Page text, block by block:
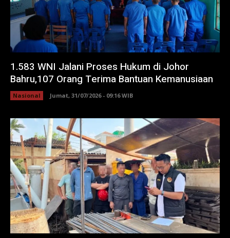
1.583 WNI Jalani Proses Hukum di Johor
Bahru,107 Orang Terima Bantuan Kemanusiaan
Nasional Jumat, 31/07/2026 - 09:16 WIB